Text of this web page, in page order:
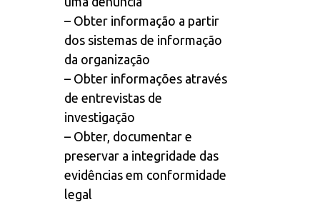
– Obter informação a partir
dos sistemas de informação
da organização
– Obter informações através
de entrevistas de
investigação
– Obter, documentar e
preservar a integridade das
evidências em conformidade
legal